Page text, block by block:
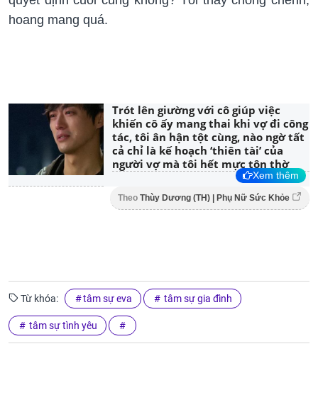
hoang mang quá.
Trót lên giường với cô giúp việc
khiến cô ấy mang thai khi vợ đi công
tác, tôi ân hận tột cùng, nào ngờ tất
cả chỉ là kế hoạch ‘thiên tài’ của
người vợ mà tôi hết mực tôn thờ
Xem thêm
Theo Thùy Dương (TH) | Phụ Nữ Sức Khỏe
Từ khóa: tâm sự eva tâm sự gia đình
tâm sự tình yêu